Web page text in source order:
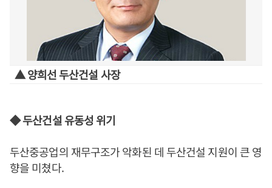
▲ 양희선 두산건설 사장
◆ 두산건설 유동성 위기
두산중공업의 재무구조가 악화된 데 두산건설 지원이 큰 영
향을 미쳤다.